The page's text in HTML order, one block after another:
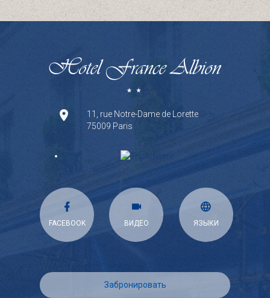
11, rue Notre-Dame de Lorette
75009 Paris
FACEBOOK ВИДЕО ЯЗЫКИ
Забронировать